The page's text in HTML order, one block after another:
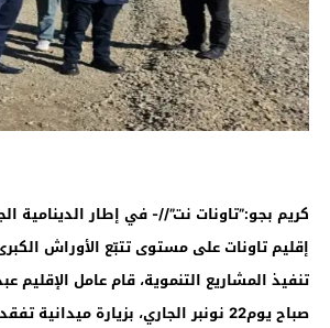
كريم بجو:”تاونات نت”//- في إطار الدينامية
إقليم تاونات على مستوى تتبّع الأوراش
تنفيذ المشاريع التنموية، قام عامل الإقليم
صباح يوم22 نونبر الجاري، بزيارة